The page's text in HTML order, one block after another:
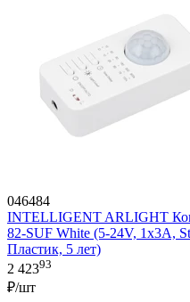
046484
INTELLIGENT ARLIGHT
82-SUF White (5-24V, 1x3A,
Пластик, 5 лет)
2 42393
₽/шт